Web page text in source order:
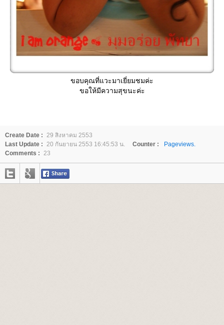
ขอบคุณที่แวะมาเยี่ยมชมค่ะ
ขอให้มีความสุขนะค่ะ
Create Date : 29 สิงหาคม 2553
Last Update : 20 กันยายน 2553 16:45:53 น. Counter :
Pageviews.
Comments : 23